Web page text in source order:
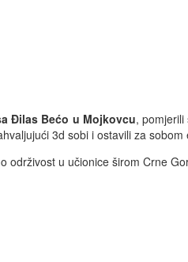
Đilas Bećo u Mojkovcu,
3d sobi i ostavili za
održivost u učionice širom Crne